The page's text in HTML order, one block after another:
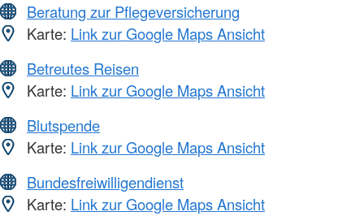
Beratung zur Pflegeversicherung
Karte: Link zur Google Maps Ansicht
Betreutes Reisen
Karte: Link zur Google Maps Ansicht
Blutspende
Karte: Link zur Google Maps Ansicht
Bundesfreiwilligendienst
Karte: Link zur Google Maps Ansicht